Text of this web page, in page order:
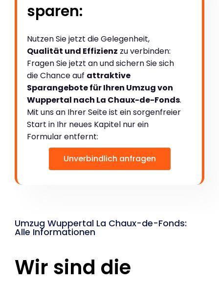
sparen:
Nutzen Sie jetzt die Gelegenheit,
Qualität und Effizienz zu verbinden:
Fragen Sie jetzt an und sichern Sie sich
die Chance auf attraktive
Sparangebote für Ihren Umzug von
Wuppertal nach La Chaux-de-Fonds.
Mit uns an Ihrer Seite ist ein sorgenfreier
Start in Ihr neues Kapitel nur ein
Formular entfernt:
Unverbindlich anfragen
Umzug Wuppertal La Chaux-de-Fonds:
Alle Informationen
Wir sind die